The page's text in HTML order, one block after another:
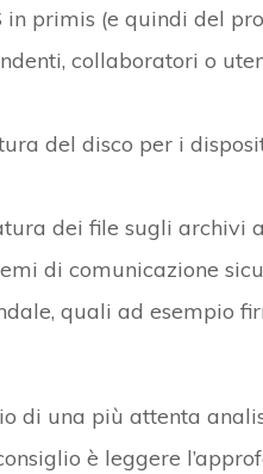
primis (e quindi del
collaboratori o
del disco per i
dei file sugli archivi
di comunicazione
quali ad esempio
di una più attenta
è leggere